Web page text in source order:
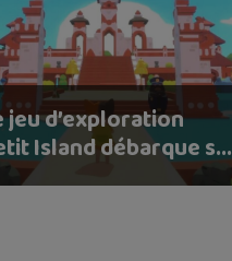
jeu d’exploration
Island débarque s...